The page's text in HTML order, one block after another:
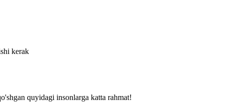
kerak
quyidagi insonlarga katta rahmat!